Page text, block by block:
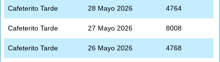
Cafeterito Tarde 28 Mayo 2026 4764
Cafeterito Tarde 27 Mayo 2026 8008
Cafeterito Tarde 26 Mayo 2026 4768